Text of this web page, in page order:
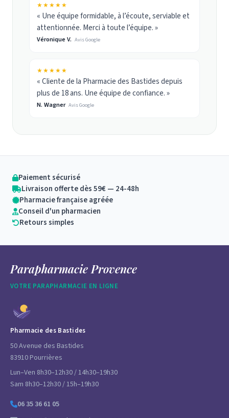
★★★★★
« Une équipe formidable, à l’écoute, serviable et
attentionnée. Merci à toute l’équipe. »
Véronique V. Avis Google
★★★★★
« Cliente de la Pharmacie des Bastides depuis
plus de 18 ans. Une équipe de confiance. »
N. Wagner Avis Google
Paiement sécurisé
Livraison offerte dès 59€ — 24-48h
Pharmacie française agréée
Conseil d'un pharmacien
Retours simples
Parapharmacie Provence
VOTRE PARAPHARMACIE EN LIGNE
Pharmacie des Bastides
50 Avenue des Bastides
83910 Pourrières
Lun–Ven 8h30–12h30 / 14h30–19h30
Sam 8h30–12h30 / 15h–19h30
06 35 36 61 05